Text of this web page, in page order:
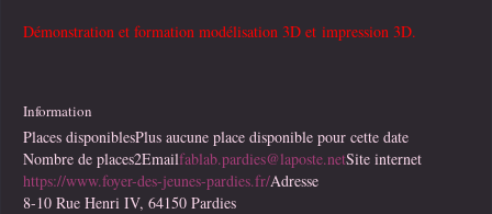
Démonstration et formation modélisation 3D et impression 3D.
Information
Places disponiblesPlus aucune place disponible pour cette date
Nombre de places2Emailfablab.pardies@laposte.netSite internet
https://www.foyer-des-jeunes-pardies.fr/Adresse
8-10 Rue Henri IV, 64150 Pardies